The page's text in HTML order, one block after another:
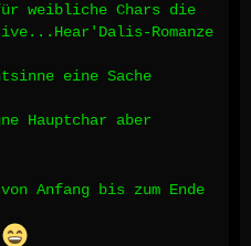
für weibliche Chars die
Romanze
eine Sache
Hauptchar aber
Anfang bis zum Ende